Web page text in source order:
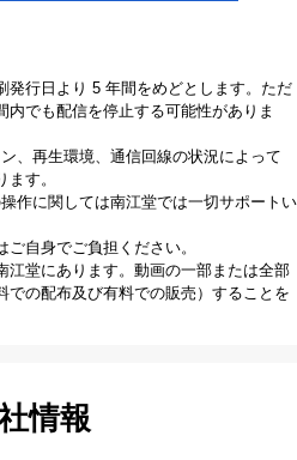
発行日より 5 年間をめどとします。ただ
内でも配信を停止する可能性がありま
、再生環境、通信回線の状況によって
す。
作に関しては南江堂では一切サポートい
ご自身でご負担ください。
江堂にあります。動画の一部または全部
での配布及び有料での販売）することを
情報